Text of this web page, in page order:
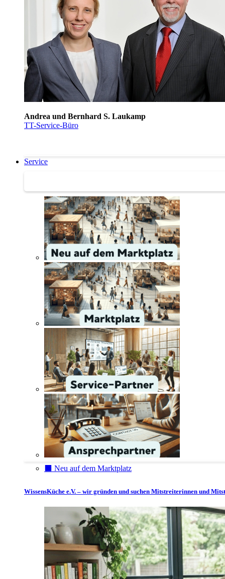
Andrea und Bernhard S. Laukamp
TT-Service-Büro
Service
⬛️ Neu auf dem Marktplatz
WissensKüche e.V. – wir gründen und suchen Mitstreiterinnen und